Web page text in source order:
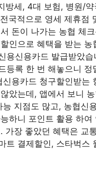
방세, 4대 보험, 병원/
국적으로 영세 제휴점
돈이 나가는 농협 체
인으로 혜택을 받는 농
용신용카드 발급받았
등록 한 번 해놓으니 정
용카드 청구할인받는
았는데, 앱에서 보니
능 지점도 많고, 농협신
하니 포인트 활용 하여
가장 좋았던 혜택은 교
트 결제할인, 스타벅스